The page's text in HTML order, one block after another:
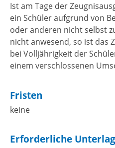
Ist am Tage der
ein Schüler aufgrund von
oder anderen nicht selbst
nicht anwesend, so ist das
bei Volljährigkeit der
einem verschlossenen
Fristen
keine
Erforderliche